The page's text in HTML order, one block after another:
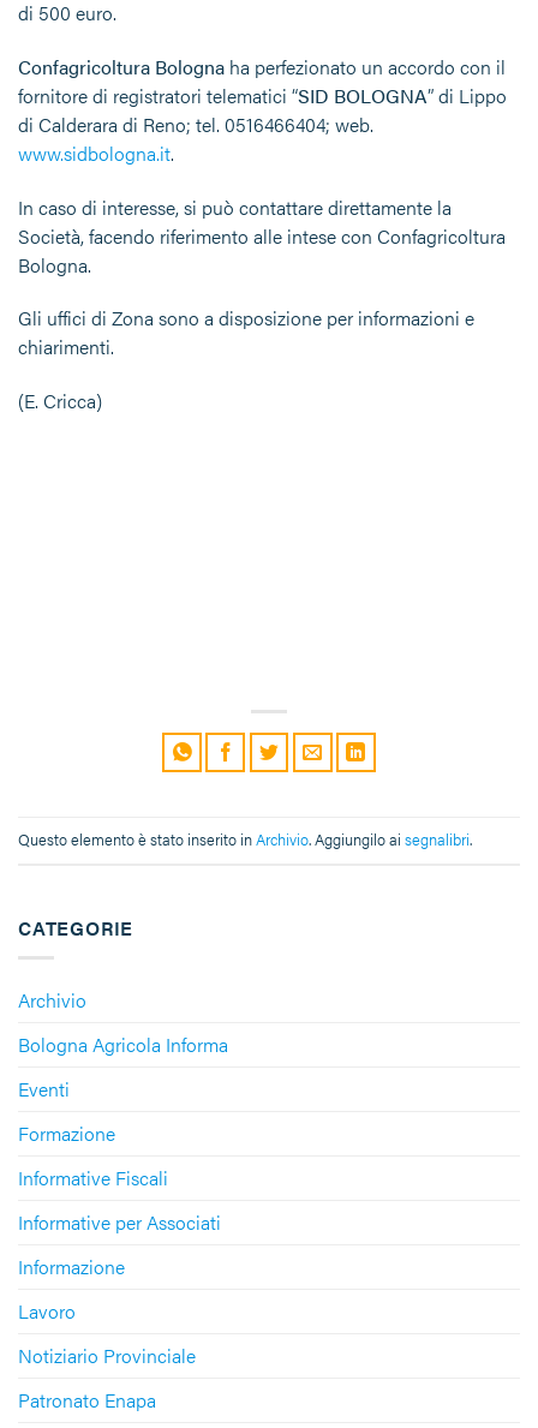
CATEGORIE
Archivio
Bologna Agricola Informa
Eventi
Formazione
Informative Fiscali
Informative per Associati
Informazione
Lavoro
Notiziario Provinciale
Patronato Enapa
di 500 euro.
Confagricoltura Bologna ha perfezionato un accordo con il
fornitore di registratori telematici “SID BOLOGNA” di Lippo
di Calderara di Reno; tel. 0516466404; web.
www.sidbologna.it.
In caso di interesse, si può contattare direttamente la
Società, facendo riferimento alle intese con Confagricoltura
Bologna.
Gli uffici di Zona sono a disposizione per informazioni e
chiarimenti.
(E. Cricca)
Questo elemento è stato inserito inArchivio. Aggiungilo ai segnalibri.